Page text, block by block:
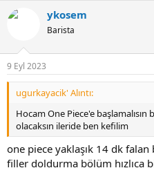
k
ykosem
Barista
9 Eyl 2023
ugurkayacik' Alıntı:
Hocam One Piece'e
olacaksın ileride ben kefilim
one piece yaklaşık 14 dk
filler doldurma bölüm hızlıca